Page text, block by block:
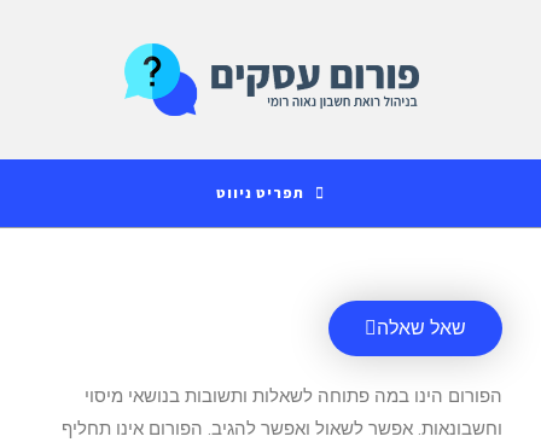
תפריט ניווט
שאל שאלה
הפורום הינו במה פתוחה לשאלות ותשובות בנושאי מיסוי
וחשבונאות. אפשר לשאול ואפשר להגיב. הפורום אינו תחליף